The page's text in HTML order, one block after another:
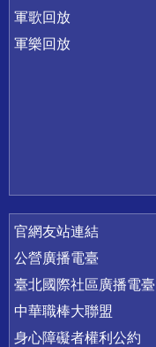
軍歌回放
軍樂回放
官網友站連結
公營廣播電臺
臺北國際社區廣播電臺
中華職棒大聯盟
身心障礙者權利公約